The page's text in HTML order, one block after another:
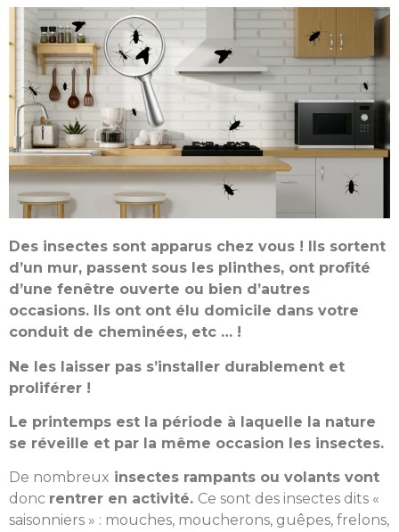
Des insectes sont apparus chez vous ! Ils sortent
d’un mur, passent sous les plinthes, ont profité
d’une fenêtre ouverte ou bien d’autres
occasions. Ils ont ont élu domicile dans votre
conduit de cheminées, etc … !
Ne les laisser pas s’installer durablement et
proliférer !
Le printemps est la période à laquelle la nature
se réveille et par la même occasion les insectes.
De nombreux insectes rampants ou volants vont
donc rentrer en activité. Ce sont des insectes dits «
saisonniers » : mouches, moucherons, guêpes, frelons,